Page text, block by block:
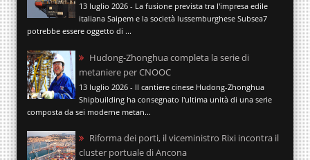
13 luglio 2026 - La fusione prevista tra l'impresa edile
italiana Saipem e la società lussemburghese Subsea7
potrebbe essere oggetto di ...
Hudong-Zhonghua completa la serie di
metaniere per CNOOC
13 luglio 2026 - Il cantiere cinese Hudong-Zhonghua
Shipbuilding ha consegnato l'ultima unità di una serie
composta da sei moderne metan...
Riforma dei porti, il viceministro Rixi incontra il
cluster portuale di Ancona